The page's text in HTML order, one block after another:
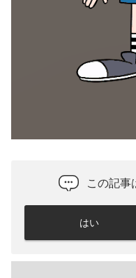
この記事
はい